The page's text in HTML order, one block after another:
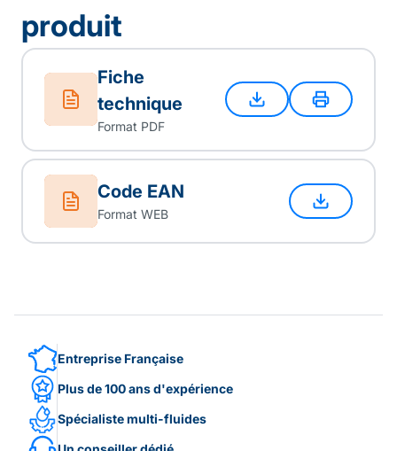
produit
Fiche
technique
Format PDF
Code EAN
Format WEB
Entreprise Française
Plus de 100 ans d'expérience
Spécialiste multi-fluides